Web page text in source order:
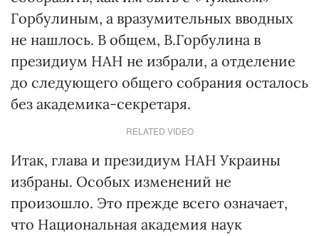
Горбулиным, а вразумительных вводных
не нашлось. В общем, В.Горбулина в
президиум НАН не избрали, а отделение
до следующего общего собрания осталось
без академика-секретаря.
RELATED VIDEO
Итак, глава и президиум НАН Украины
избраны. Особых изменений не
произошло. Это прежде всего означает,
что Национальная академия наук